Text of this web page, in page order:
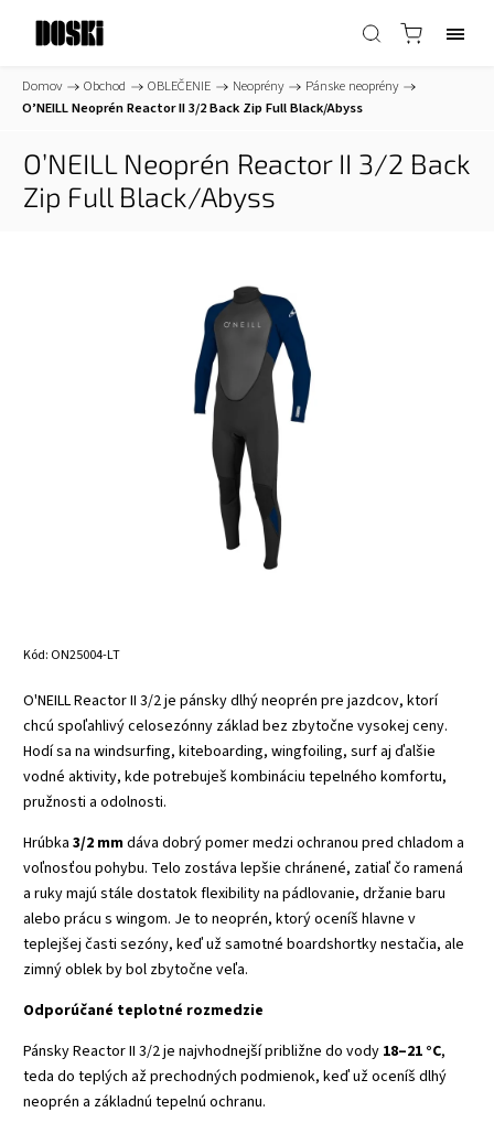
Domov / Obchod / OBLEČENIE / Neoprény / Pánske neoprény /
O’NEILL Neoprén Reactor II 3/2 Back Zip Full Black/Abyss
O’NEILL Neoprén Reactor II 3/2 Back
Zip Full Black/Abyss
Kód: ON25004-LT
O'NEILL Reactor II 3/2 je pánsky dlhý neoprén pre jazdcov, ktorí
chcú spoľahlivý celosezónny základ bez zbytočne vysokej ceny.
Hodí sa na windsurfing, kiteboarding, wingfoiling, surf aj ďalšie
vodné aktivity, kde potrebuješ kombináciu tepelného komfortu,
pružnosti a odolnosti.
Hrúbka 3/2 mmdáva dobrý pomer medzi ochranou pred chladom a
voľnosťou pohybu. Telo zostáva lepšie chránené, zatiaľ čo ramená
a ruky majú stále dostatok flexibility na pádlovanie, držanie baru
alebo prácu s wingom. Je to neoprén, ktorý oceníš hlavne v
teplejšej časti sezóny, keď už samotné boardshortky nestačia, ale
zimný oblek by bol zbytočne veľa.
Odporúčané teplotné rozmedzie
Pánsky Reactor II 3/2 je najvhodnejší približne do vody 18–21 °C,
teda do teplých až prechodných podmienok, keď už oceníš dlhý
neoprén a základnú tepelnú ochranu.